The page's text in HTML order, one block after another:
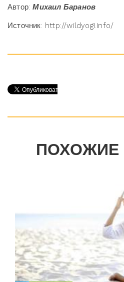
Автор:Михаил Баранов
Источник: http://wildyogi.info/
ПОХОЖИЕ